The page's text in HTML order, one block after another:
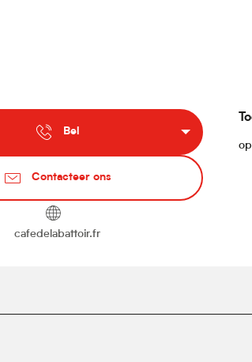
Bel
Contacteer ons
cafedelabattoir.fr